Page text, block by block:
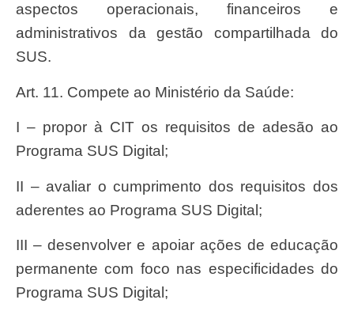
aspectos operacionais, financeiros e
administrativos da gestão compartilhada do
SUS.
Art. 11. Compete ao Ministério da Saúde:
I – propor à CIT os requisitos de adesão ao
Programa SUS Digital;
II – avaliar o cumprimento dos requisitos dos
aderentes ao Programa SUS Digital;
III – desenvolver e apoiar ações de educação
permanente com foco nas especificidades do
Programa SUS Digital;